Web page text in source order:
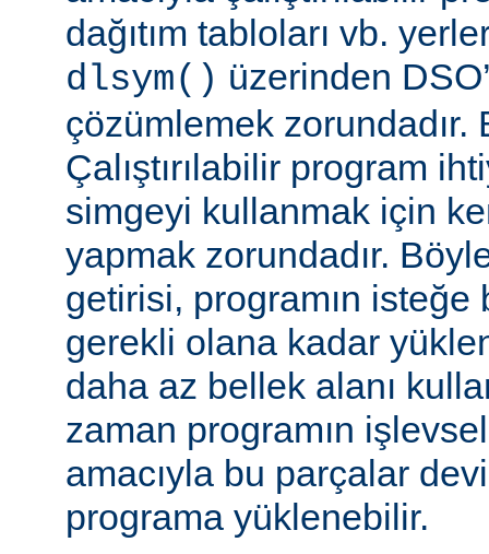
dağıtım tabloları vb.
dlsym() üzerinden
çözümlemek
Çalıştırılabilir program
simgeyi kullanmak için
yapmak zorundadır.
getirisi, programın isteğe
gerekli olana kadar
daha az bellek alanı
zaman programın
amacıyla bu parçalar
programa yüklenebilir.